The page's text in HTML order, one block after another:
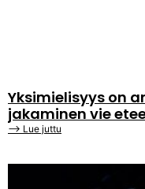
Yksimielisyys on
jakaminen vie
⟶ Lue juttu